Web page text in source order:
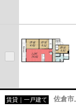
賃貸｜一戸建て 佐倉市